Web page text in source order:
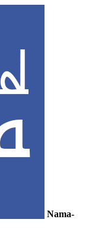
Nama-